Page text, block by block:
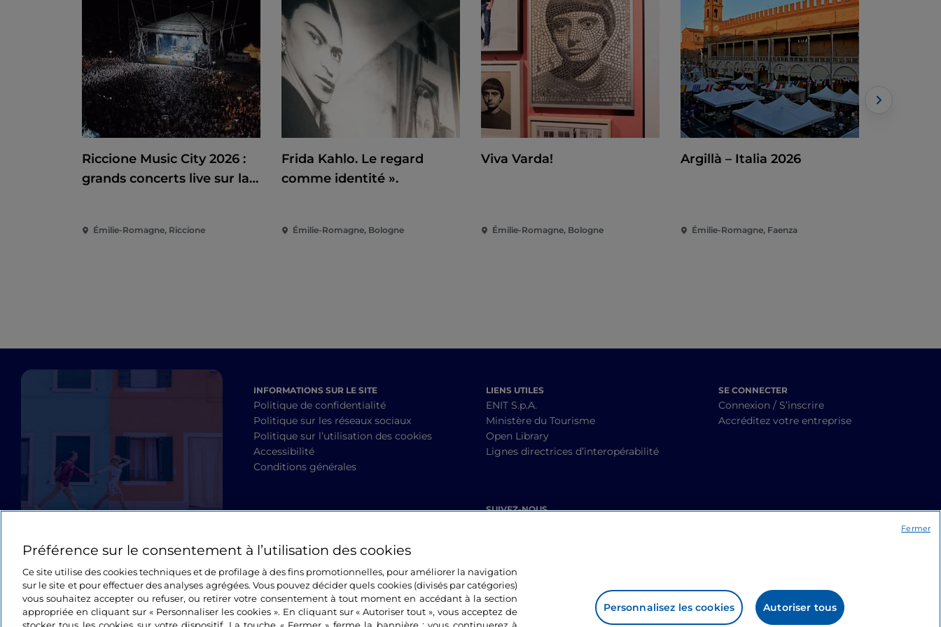
Riccione Music City 2026 :
grands concerts live sur la
Émilie-Romagne, Riccione
Frida Kahlo. Le regard
comme identité ».
Émilie-Romagne, Bologne
Viva Varda!
Émilie-Romagne, Bologne
Argillà – Italia 2026
Émilie-Romagne, Faenza
INFORMATIONS SUR LE SITE
Politique de confidentialité
Politique sur les réseaux sociaux
Politique sur l’utilisation des cookies
Accessibilité
Conditions générales
LIENS UTILES
ENIT S.p.A.
Ministère du Tourisme
Open Library
Lignes directrices d’interopérabilité
SUIVEZ-NOUS
SE CONNECTER
Connexion / S’inscrire
Accréditez votre entreprise
Préférence sur le consentement à l’utilisation des cookies
Ce site utilise des cookies techniques et de profilage à des fins promotionnelles, pour améliorer la navigation
sur le site et pour effectuer des analyses agrégées. Vous pouvez décider quels cookies (divisés par catégories)
vous souhaitez accepter ou refuser, ou retirer votre consentement à tout moment en accédant à la section
appropriée en cliquant sur « Personnaliser les cookies ». En cliquant sur « Autoriser tout », vous acceptez de
Personnalisez les cookies Autoriser tous
Fermer